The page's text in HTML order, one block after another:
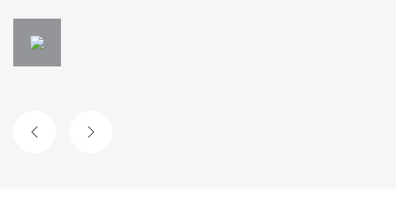
EELMINE SLAIDJÄRGMINE SLAID